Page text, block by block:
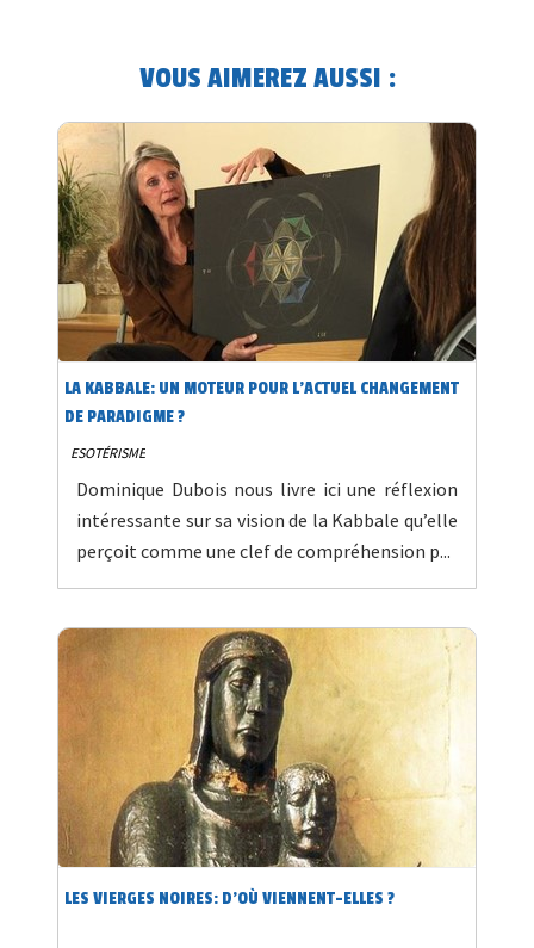
VOUS AIMEREZ AUSSI :
LA KABBALE: UN MOTEUR POUR L'ACTUEL CHANGEMENT
DE PARADIGME ?
ESOTÉRISME
Dominique Dubois nous livre ici une réflexion
intéressante sur sa vision de la Kabbale qu’elle
perçoit comme une clef de compréhension p...
LES VIERGES NOIRES: D'OÙ VIENNENT-ELLES ?